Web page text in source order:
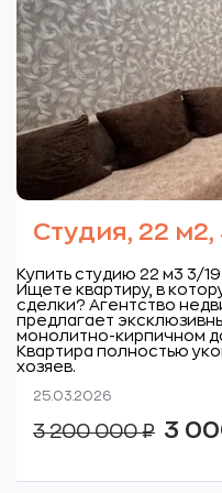
Студия, 22 м2,
Купить студию 22 м3 3/
Ищете квартиру, в
сделки? Агентство
предлагает
монолитно-кирпичном
Квартира полностью
хозяев.
25.03.2026
3 200 000₽
цена
200
3